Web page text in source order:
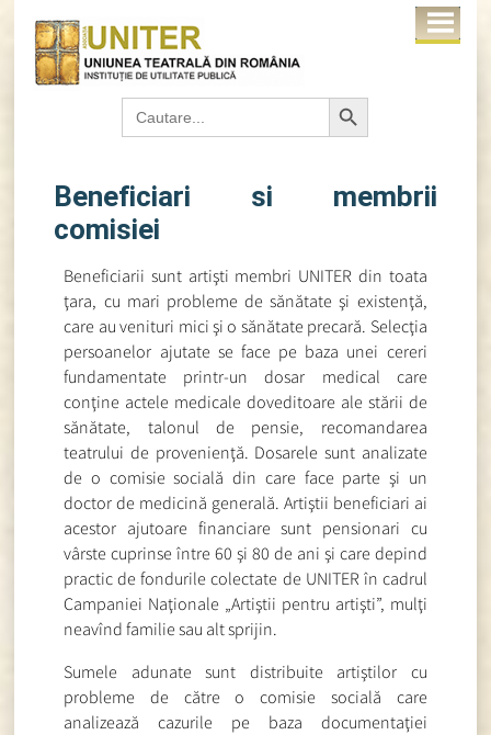
Search
for:
Search Button
Beneficiari si membrii
comisiei
Beneficiarii sunt artişti membri UNITER din toata
ţara, cu mari probleme de sănătate şi existenţă,
care au venituri mici şi o sănătate precară. Selecţia
persoanelor ajutate se face pe baza unei cereri
fundamentate printr-un dosar medical care
conţine actele medicale doveditoare ale stării de
sănătate, talonul de pensie, recomandarea
teatrului de provenienţă. Dosarele sunt analizate
de o comisie socială din care face parte şi un
doctor de medicină generală. Artiştii beneficiari ai
acestor ajutoare financiare sunt pensionari cu
vârste cuprinse între 60 şi 80 de ani şi care depind
practic de fondurile colectate de UNITER în cadrul
Campaniei Naţionale „Artiştii pentru artişti”, mulţi
neavînd familie sau alt sprijin.
Sumele adunate sunt distribuite artiştilor cu
probleme de către o comisie socială care
analizează cazurile pe baza documentaţiei